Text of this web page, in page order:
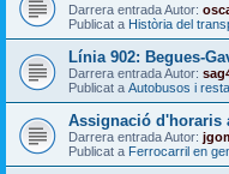
Darrera entrada Autor:
Publicat a Història del
Línia 902: Begues-
Darrera entrada Autor:
Publicat a Autobusos i
Assignació d'horaris
Darrera entrada Autor:
Publicat a Ferrocarril en